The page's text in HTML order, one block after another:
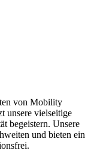
von Mobility
unsere vielseitige
begeistern. Unsere
und bieten ein